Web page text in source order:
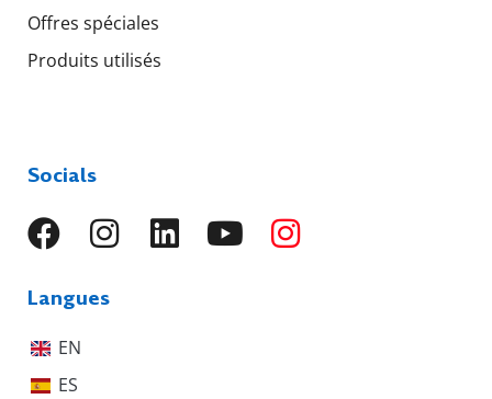
Offres spéciales
Produits utilisés
Socials
Langues
EN
ES